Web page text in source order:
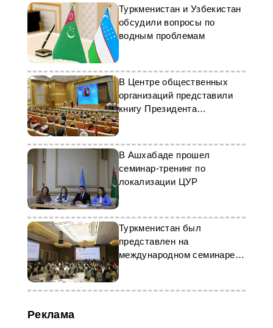
Туркменистан и Узбекистан
обсудили вопросы по
водным проблемам
В Центре общественных
организаций представили
книгу Президента
Туркменистана
В Ашхабаде прошел
семинар-тренинг по
локализации ЦУР
Туркменистан был
представлен на
международном семинаре в
Ташкенте
Реклама